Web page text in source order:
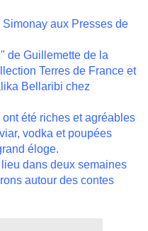
aux Presses de
de Guillemette de la
Terres de France et
Bellaribi chez
été riches et agréables
vodka et poupées
éloge.
dans deux semaines
autour des contes